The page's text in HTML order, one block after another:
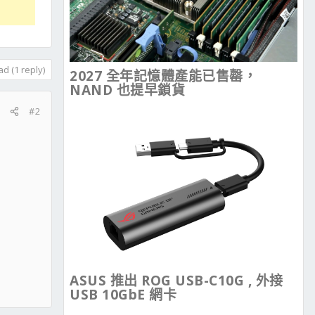
(1 reply)
#2
2027 全年記憶體產能已售罄，
NAND 也提早鎖貨
ASUS 推出 ROG USB-C10G , 外接
USB 10GbE 網卡